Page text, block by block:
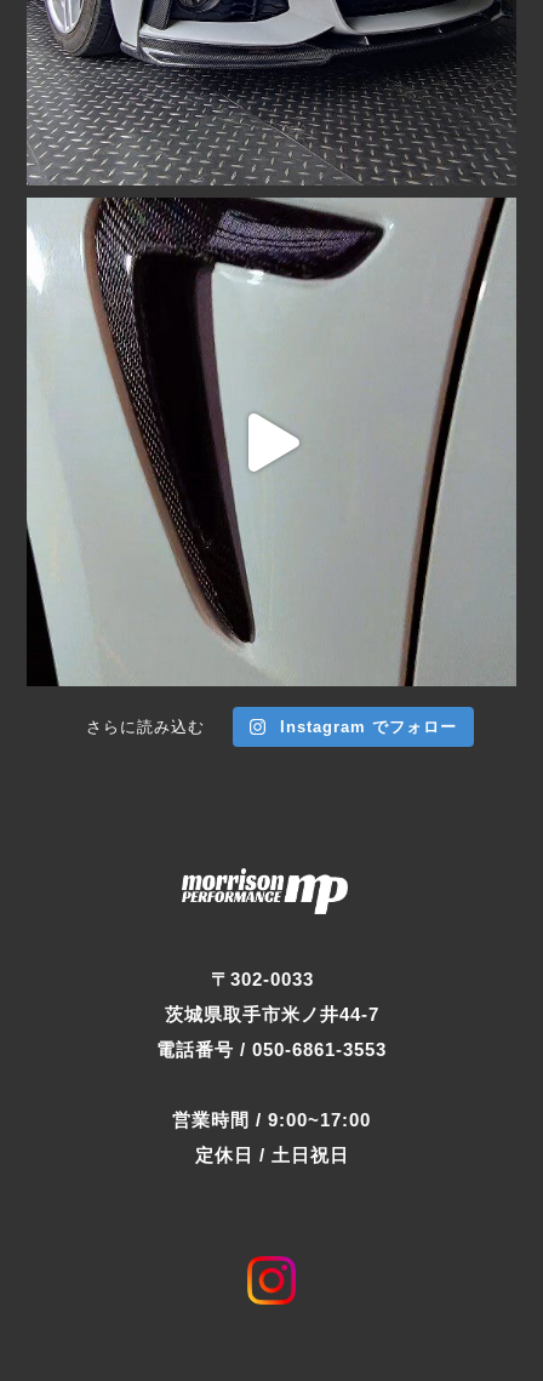
〒302-0033
茨城県取手市米ノ井44-7
電話番号 / 050-6861-3553
営業時間 / 9:00~17:00
定休日 / 土日祝日
さらに読み込む Instagram でフォロー